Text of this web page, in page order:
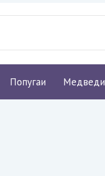
Попугаи Медведи